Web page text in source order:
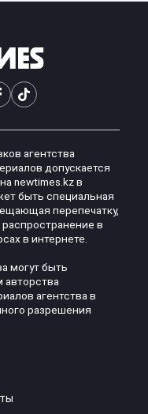
агентства
допускается
newtimes.kz в
быть специальная
перепечатку,
в
в интернете.
могут быть
авторства
агентства в
разрешения